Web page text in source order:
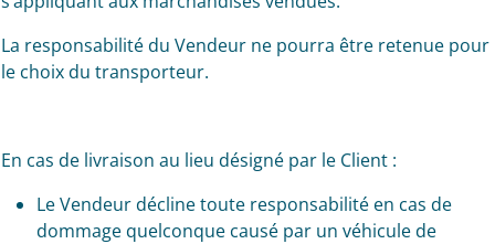
La responsabilité du Vendeur ne pourra être retenue pour
le choix du transporteur.
En cas de livraison au lieu désigné par le Client :
Le Vendeur décline toute responsabilité en cas de
dommage quelconque causé par un véhicule de